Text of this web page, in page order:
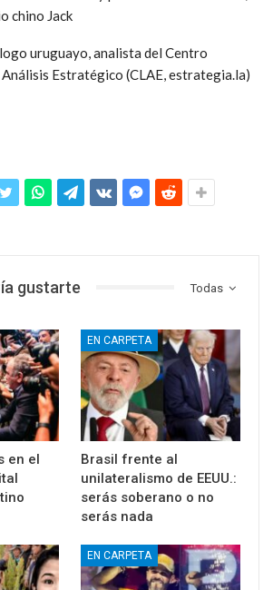
chino Jack
uruguayo, analista del Centro
Estratégico (CLAE, estrategia.la)
Todas
gustarte
en el
EN CARPETA
Brasil frente al
unilateralismo de EEUU.:
serás soberano o no
serás nada
EN CARPETA